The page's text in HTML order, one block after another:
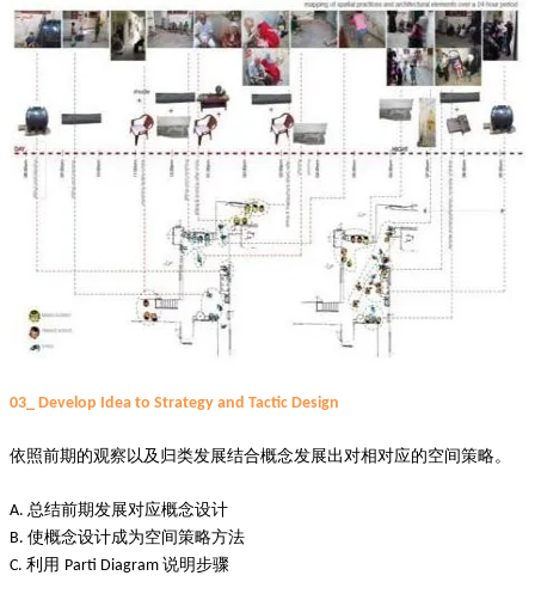
03_ Develop Idea to Strategy and Tactic Design
依照前期的观察以及归类发展结合概念发展出对相对应的空间策略。
A. 总结前期发展对应概念设计
B. 使概念设计成为空间策略方法
C. 利用 Parti Diagram 说明步骤